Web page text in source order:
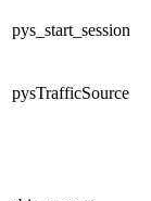
pys_start_session
pysTrafficSource